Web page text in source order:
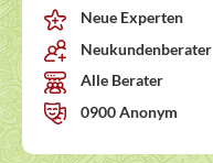
Neue Experten
Neukundenberater
Alle Berater
0900 Anonym